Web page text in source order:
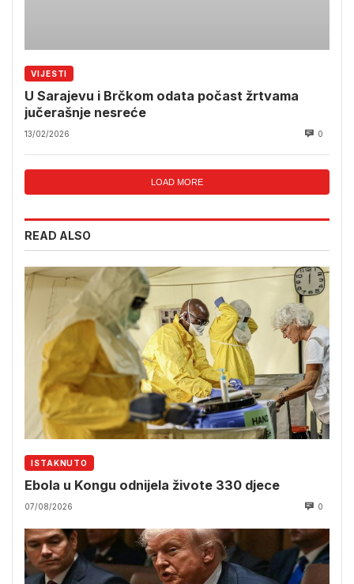
VIJESTI
U Sarajevu i Brčkom odata počast žrtvama
jučerašnje nesreće
13/02/2026 0
LOAD MORE
READ ALSO
ISTAKNUTO
Ebola u Kongu odnijela živote 330 djece
07/08/2026 0